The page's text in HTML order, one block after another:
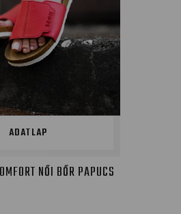
ADATLAP
NŐI BŐR PAPUCS